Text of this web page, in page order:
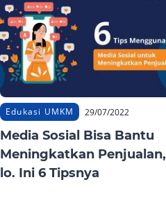
Edukasi UMKM 29/07/2022
Media Sosial Bisa Bantu
Meningkatkan Penjualan,
lo. Ini 6 Tipsnya